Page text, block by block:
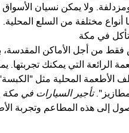
ولا يمكن نسيان الأسواق
أنواع مختلفة من السلع المحلية.
في مكة
فقط من أجل الأماكن المقدسة،
الرائعة التي يمكنك تجربتها.
الأطعمة المحلية مثل
تأجير السيارات في مكة
إلى هذه المطاعم وتجربة